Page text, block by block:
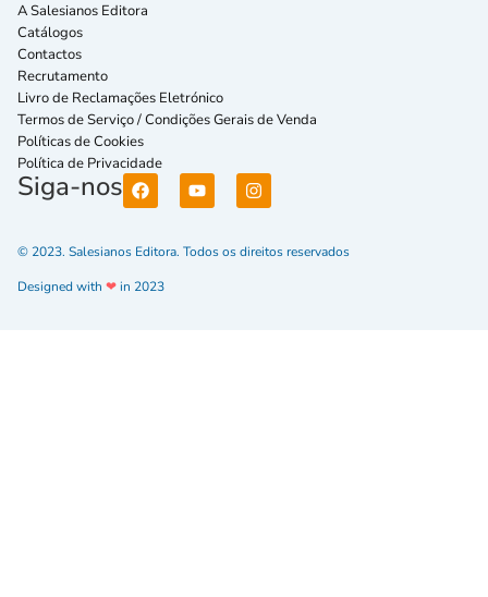
A Salesianos Editora
Catálogos
Contactos
Recrutamento
Livro de Reclamações Eletrónico
Termos de Serviço / Condições Gerais de Venda
Políticas de Cookies
Política de Privacidade
Siga-nos
© 2023. Salesianos Editora. Todos os direitos reservados
Designed with ❤in 2023